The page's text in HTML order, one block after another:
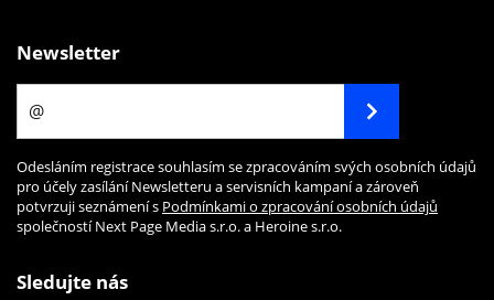
Newsletter
Odesláním registrace souhlasím se zpracováním svých osobních údajů
pro účely zasílání Newsletteru a servisních kampaní a zároveň
potvrzuji seznámení s Podmínkami o zpracování osobních údajů
společností Next Page Media s.r.o. a Heroine s.r.o.
Sledujte nás